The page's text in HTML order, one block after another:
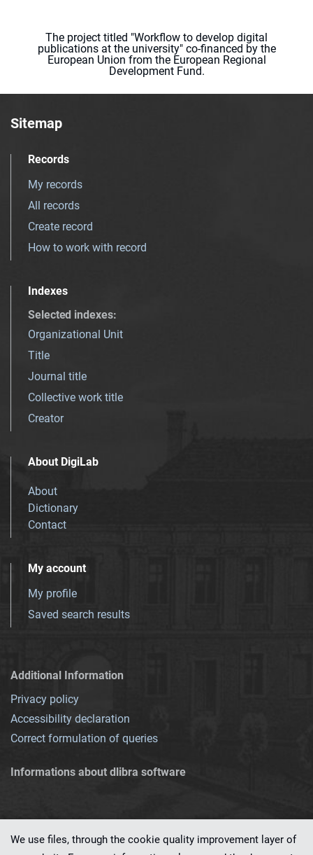
The project titled "Workflow to develop digital
publications at the university" co-financed by the
European Union from the European Regional
Development Fund.
Sitemap
Records
My records
All records
Create record
How to work with record
Indexes
Selected indexes:
Organizational Unit
Title
Journal title
Collective work title
Creator
About DigiLab
About
Dictionary
Contact
My account
My profile
Saved search results
Additional Information
Privacy policy
Accessibility declaration
Correct formulation of queries
Informations about dlibra software
We use files, through the cookie quality improvement layer of